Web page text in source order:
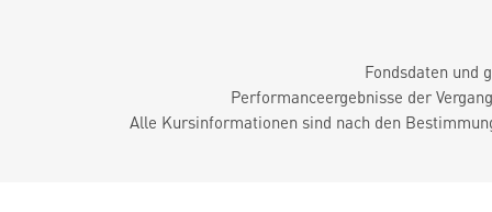
Fondsdaten und
Performanceergebnisse der
Alle Kursinformationen sind nach den